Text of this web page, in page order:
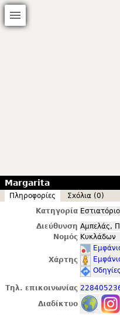
Margarita
Πληροφορίες
Σxόλια (0)
Κατηγορία Εστιατόριο
Διεύθυνση Αμπελάς,
Νομός Κυκλάδων
Χάρτης
Τηλ. επικοινωνίας
Διαδίκτυο